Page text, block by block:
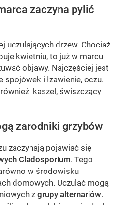
zaczyna pylić
uczulających drzew. Chociaż
kwietniu, to już w marcu
objawy. Najczęściej jest
i łzawienie, oczu.
kaszel, świszczący
zarodniki grzybów
zaczynają pojawiać się
Cladosporium. Tego
w środowisku
domowych. Uczulać mogą
z grupy alternariów.